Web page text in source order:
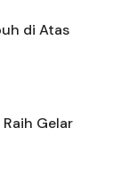
di Atas
Gelar